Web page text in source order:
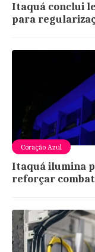
Itaquá conclui
para
Coração Azul
Itaquá ilumina
reforçar